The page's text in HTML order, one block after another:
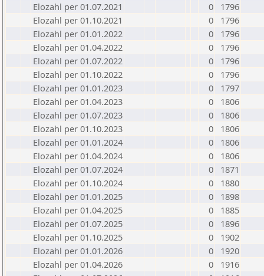
Elozahl per 01.07.2021
0
1796
Elozahl per 01.10.2021
0
1796
Elozahl per 01.01.2022
0
1796
Elozahl per 01.04.2022
0
1796
Elozahl per 01.07.2022
0
1796
Elozahl per 01.10.2022
0
1796
Elozahl per 01.01.2023
0
1797
Elozahl per 01.04.2023
0
1806
Elozahl per 01.07.2023
0
1806
Elozahl per 01.10.2023
0
1806
Elozahl per 01.01.2024
0
1806
Elozahl per 01.04.2024
0
1806
Elozahl per 01.07.2024
0
1871
Elozahl per 01.10.2024
0
1880
Elozahl per 01.01.2025
0
1898
Elozahl per 01.04.2025
0
1885
Elozahl per 01.07.2025
0
1896
Elozahl per 01.10.2025
0
1902
Elozahl per 01.01.2026
0
1920
Elozahl per 01.04.2026
0
1916